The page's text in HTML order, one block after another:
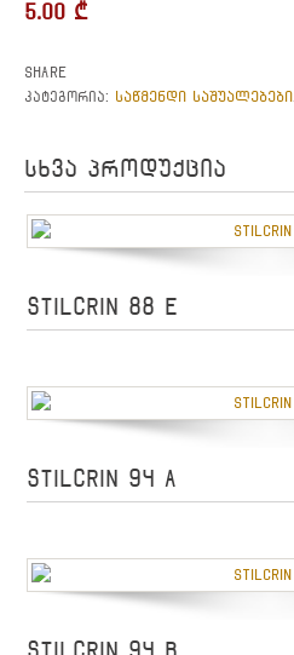
5.00 ₾
Share
კატეგორია: საწმენდი საშუალებები
სხვა პროდუქცია
STILCRIN 88 E
STILCRIN 94 A